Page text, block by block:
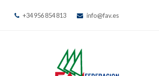
+34 956 854 813 info@fav.es